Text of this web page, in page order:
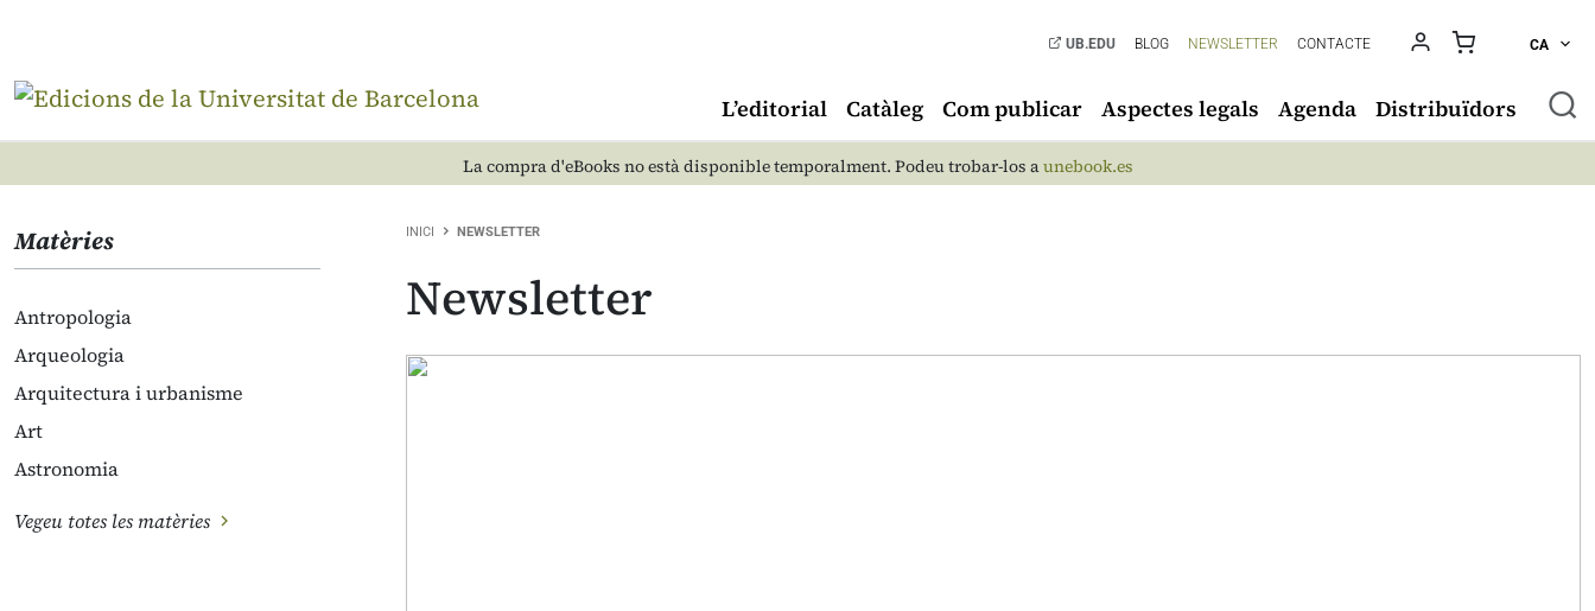
UB.EDU BLOG NEWSLETTER CONTACTE CA
L’editorial Catàleg Com publicar Aspectes legals Agenda Distribuïdors
La compra d'eBooks no està disponible temporalment. Podeu trobar-los aunebook.es
Matèries
Antropologia
Arqueologia
Arquitectura i urbanisme
Art
Astronomia
Vegeu totes les matèries
INICI NEWSLETTER
Newsletter